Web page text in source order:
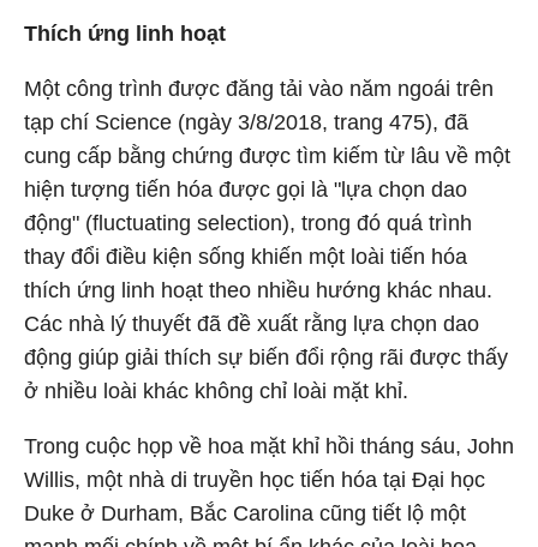
Thích ứng linh hoạt
Một công trình được đăng tải vào năm ngoái trên
tạp chí Science (ngày 3/8/2018, trang 475), đã
cung cấp bằng chứng được tìm kiếm từ lâu về một
hiện tượng tiến hóa được gọi là "lựa chọn dao
động" (fluctuating selection), trong đó quá trình
thay đổi điều kiện sống khiến một loài tiến hóa
thích ứng linh hoạt theo nhiều hướng khác nhau.
Các nhà lý thuyết đã đề xuất rằng lựa chọn dao
động giúp giải thích sự biến đổi rộng rãi được thấy
ở nhiều loài khác không chỉ loài mặt khỉ.
Trong cuộc họp về hoa mặt khỉ hồi tháng sáu, John
Willis, một nhà di truyền học tiến hóa tại Đại học
Duke ở Durham, Bắc Carolina cũng tiết lộ một